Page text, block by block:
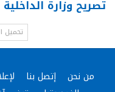
تصريح وزارة
تحميل
من نحن إتصل بنا